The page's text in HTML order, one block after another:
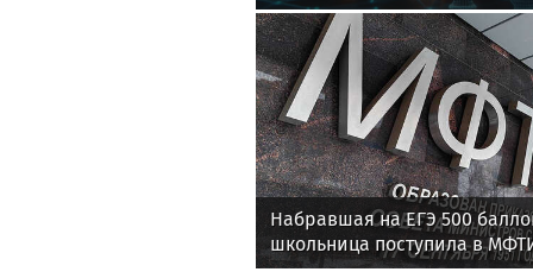
Набравшая на ЕГЭ 500
школьница поступила в